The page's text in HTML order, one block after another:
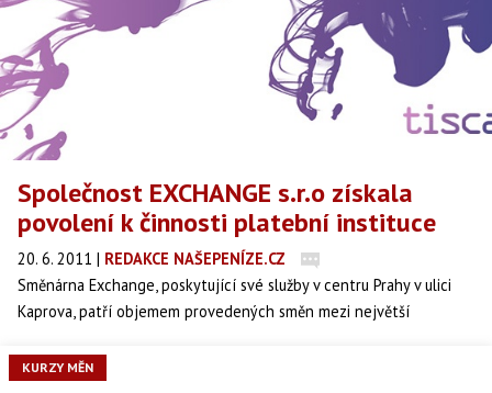
Společnost EXCHANGE s.r.o získala
povolení k činnosti platební instituce
20. 6. 2011 | REDAKCE NAŠEPENÍZE.CZ
Směnárna Exchange, poskytující své služby v centru Prahy v ulici
Kaprova, patří objemem provedených směn mezi největší
institucím v České republice.
KURZY MĚN